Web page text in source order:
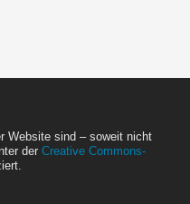
Website sind – soweit nicht
der Creative Commons-